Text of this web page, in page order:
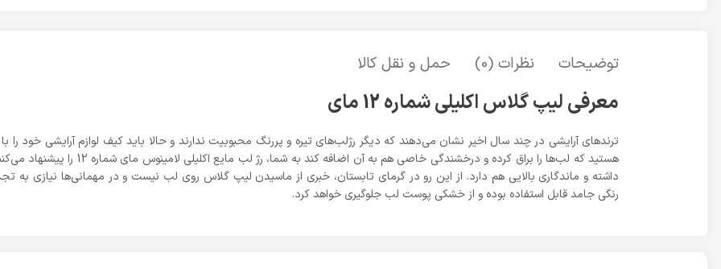
توضیحات نظرات (0) حمل و نقل کالا
معرفی لیپ گلاس اکلیلی شماره 12 مای
ترند‌های آرایشی در چند سال اخیر نشان می‌دهند که دیگر رژلب‌های تیره و پررنگ محبوبیت ندارند و حالا باید کیف لوازم آرایشی خود را
هستید که لب‌ها را براق کرده و
رنگی جامد قابل استفاده بوده و از خشکی پوست لب جلوگیری خواهد کرد.